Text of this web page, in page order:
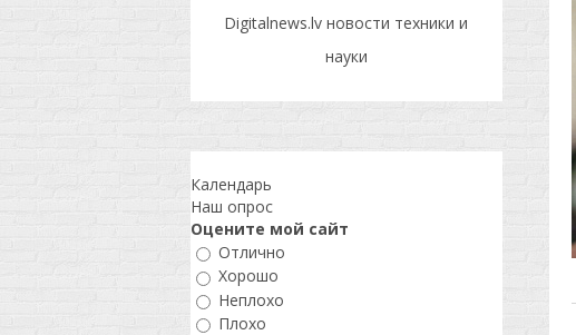
Digitalnews.lv новости техники и
науки
Календарь
Наш опрос
Оцените мой сайт
Отлично
Хорошо
Неплохо
Плохо